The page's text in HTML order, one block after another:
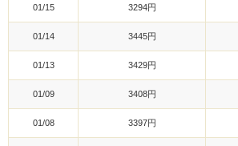
01/15 3294円
01/14 3445円
01/13 3429円
01/09 3408円
01/08 3397円